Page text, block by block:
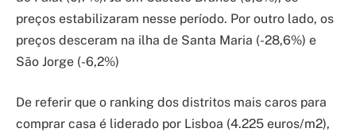
preços estabilizaram nesse período. Por outro lado, os
preços desceram na ilha de Santa Maria (-28,6%) e
São Jorge (-6,2%)
De referir que o ranking dos distritos mais caros para
comprar casa é liderado por Lisboa (4.225 euros/m2),